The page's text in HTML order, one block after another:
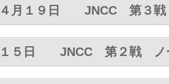
４月１９日 JNCC 第３戦
５日 JNCC 第２戦 ノ